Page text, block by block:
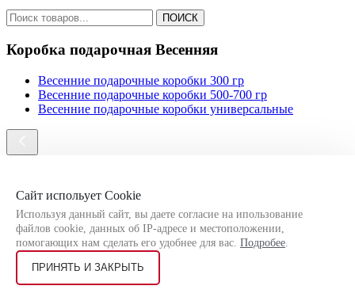
Сайт испольует Cookie
Используя данный сайт, вы даете согласие на ипользование
файлов cookie, данных об IP-адресе и местоположении,
помогающих нам сделать его удобнее для вас. Подробее.
ПРИНЯТЬ И ЗАКРЫТЬ
ПОИСК
Коробка подарочная Весенняя
Весенние подарочные коробки 300 гр
Весенние подарочные коробки 500-700 гр
Весенние подарочные коробки универсальные
ПОИСК
Наклейки, бирки, ленты